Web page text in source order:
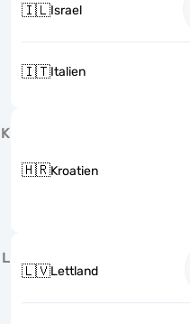
🇮🇱Israel
🇮🇹Italien
K
🇭🇷Kroatien
L
🇱🇻Lettland